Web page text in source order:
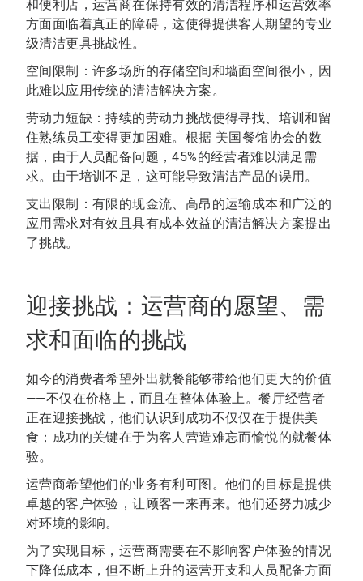
和便利店，运营商在保持有效的清洁程序和运营效率
方面面临着真正的障碍，这使得提供客人期望的专业
级清洁更具挑战性。
空间限制：许多场所的存储空间和墙面空间很小，因
此难以应用传统的清洁解决方案。
劳动力短缺：持续的劳动力挑战使得寻找、培训和留
住熟练员工变得更加困难。根据 美国餐馆协会的数
据，由于人员配备问题，45%的经营者难以满足需
求。由于培训不足，这可能导致清洁产品的误用。
支出限制：有限的现金流、高昂的运输成本和广泛的
应用需求对有效且具有成本效益的清洁解决方案提出
了挑战。
迎接挑战：运营商的愿望、需
求和面临的挑战
如今的消费者希望外出就餐能够带给他们更大的价值
——不仅在价格上，而且在整体体验上。餐厅经营者
正在迎接挑战，他们认识到成功不仅仅在于提供美
食；成功的关键在于为客人营造难忘而愉悦的就餐体
验。
运营商希望他们的业务有利可图。他们的目标是提供
卓越的客户体验，让顾客一来再来。他们还努力减少
对环境的影响。
为了实现目标，运营商需要在不影响客户体验的情况
下降低成本，但不断上升的运营开支和人员配备方面